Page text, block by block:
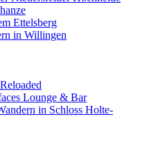
Ettelsberg
in Willingen
Lounge & Bar
in Schloss Holte-